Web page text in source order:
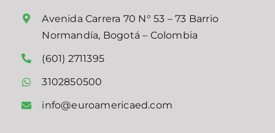
Avenida Carrera 70 N° 53 – 73 Barrio
Normandía, Bogotá – Colombia
(601) 2711395
3102850500
info@euroamericaed.com